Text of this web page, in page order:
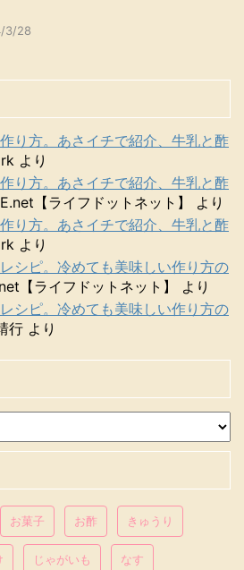
3/28
り方。あさイチで紹介、牛乳と酢
より
り方。あさイチで紹介、牛乳と酢
【ライフドットネット】
より
り方。あさイチで紹介、牛乳と酢
より
シピ。冷めても美味しい作り方の
【ライフドットネット】
より
シピ。冷めても美味しい作り方の
行 より
お菓子 お酢 きゅうり
じゃがいも なす